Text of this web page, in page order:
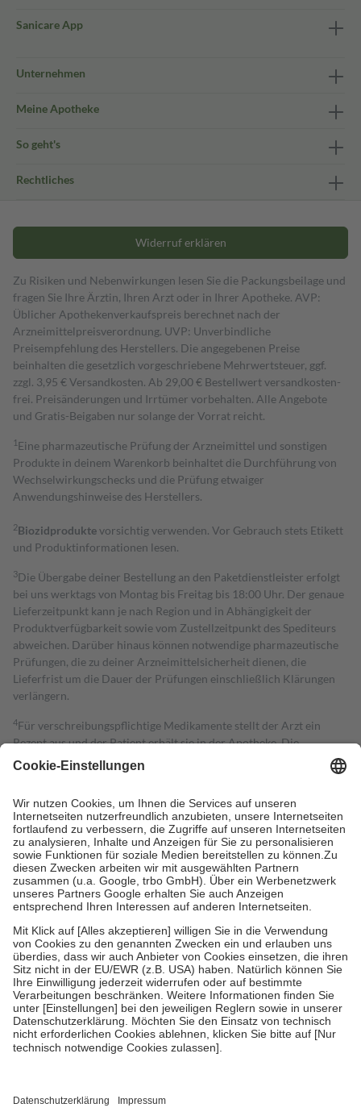
Sanicare App
Unternehmen
Meine Apotheke
So geht's
Rechtliches
Widerruf erklären
Zu Risiken und Nebenwirkungen lesen Sie die Packungsbeilage und
fragen Sie Ihre Ärztin, Ihren Arzt oder in Ihrer Apotheke. AVP:
Üblicher Apothekenverkaufspreis berechnet nach der
Arzneimittelpreisverordnung. UVP: Unverbindliche
Preisempfehlung des Herstellers. Die angegebenen Preise
beinhalten die gesetzlich vorgeschriebene Mehrwertsteuer, ggf.
zzgl. 3,95 € Versandkosten. Ab 29,00 € Bestell­wert versand­kosten­
frei. Preisänderungen und Irrtümer vorbehalten. Alle Angebote
und Gratis-Beigaben nur solange der Vorrat reicht.
1 Eine pharmazeutische Prüfung der Arzneimittel und sonstigen
Produkte in deinem Warenkorb beinhaltet die Durchführung von
Wechselwirkungschecks und die Prüfung etwaiger
Anwendungshinweise des Herstellers.
2Biozidproduktevorsichtig verwenden. Vor Gebrauch stets Etikett
und Produktinformationen lesen.
3Die Übergabe deiner Bestellung an den Paketdienstleister erfolgt
bei uns werktags von Montag bis Freitag bis 18:00 Uhr. Der genaue
Lieferzeitpunkt kann je nach Region und in Abhängigkeit der
Produktverfügbarkeit sowie vom Zustellzeitpunkt des Spediteurs
abweichen. Darüber hinaus können notwendige pharmazeutische
Prüfungen, die zu deiner Arzneimittelsicherheit dienen, die
Lieferfrist um die Dauer der Prüfungen einschließlich Klärungen
verlängern.
4Für verschreibungspflichtige Medikamente stellt der Arzt ein
Rezept aus und der Patient erhält sie in der Apotheke. Die
gesetzliche Krankenversicherung übernimmt in der Regel die
Kosten dafür, der Versicherte trägt einen Teil davon als Zuzahlung
Grundsätzlich leisten Mitglieder Zuzahlungen in Höhe von zehn
Prozent des Abgabepreises,mindestens jedochfünf Euround
höchstens zehn Euro.Es sind jedoch nie mehr als die tatsächlichen
Kosten der Leistung zu entrichten.
Diese Regeln gelten grundsätzlich auch für Online-Apotheken.
Bei Heilmitteln und häuslicher Krankenpflege beträgt die
Zuzahlung zehn Prozent der Kosten sowie zehn Euro je
Verordnung.
Um das Engagement der Versicherten für ihre eigene Gesundheit zu
stärken und die besondere Stellung der Familie zu unterstützen,
fallenkeine Zuzahlungenan bei:
• Kindern und Jugendlichen bis zum vollendeten 18. Lebensjahr
mit Ausnahme der Fahrkosten
• Untersuchungen zur Vorsorge und Früherkennung, die von der
GKV getragen werden